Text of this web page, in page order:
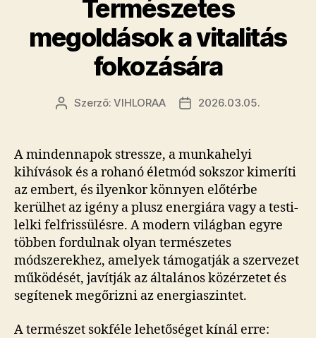
Természetes
megoldások a vitalitás
fokozására
Bejegyzés
Szerző:VIHLORAA
Bejegyzés
2026.03.05.
A mindennapok stressze, a munkahelyi
kihívások és a rohanó életmód sokszor kimeríti
az embert, és ilyenkor könnyen előtérbe
kerülhet az igény a plusz energiára vagy a testi-
lelki felfrissülésre. A modern világban egyre
többen fordulnak olyan természetes
módszerekhez, amelyek támogatják a szervezet
működését, javítják az általános közérzetet és
segítenek megőrizni az energiaszintet.
A természet sokféle lehetőséget kínál erre: